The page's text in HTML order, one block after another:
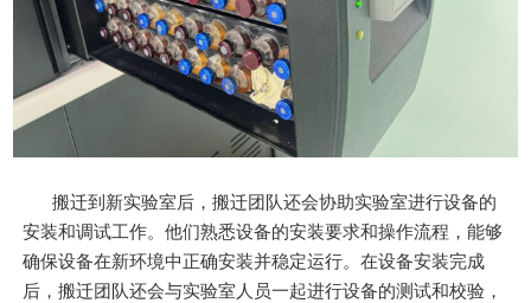
搬迁到新实验室后，搬迁团队还会协助实验室进行设备的
安装和调试工作。他们熟悉设备的安装要求和操作流程，能够
确保设备在新环境中正确安装并稳定运行。在设备安装完成
后，搬迁团队还会与实验室人员一起进行设备的测试和校验，